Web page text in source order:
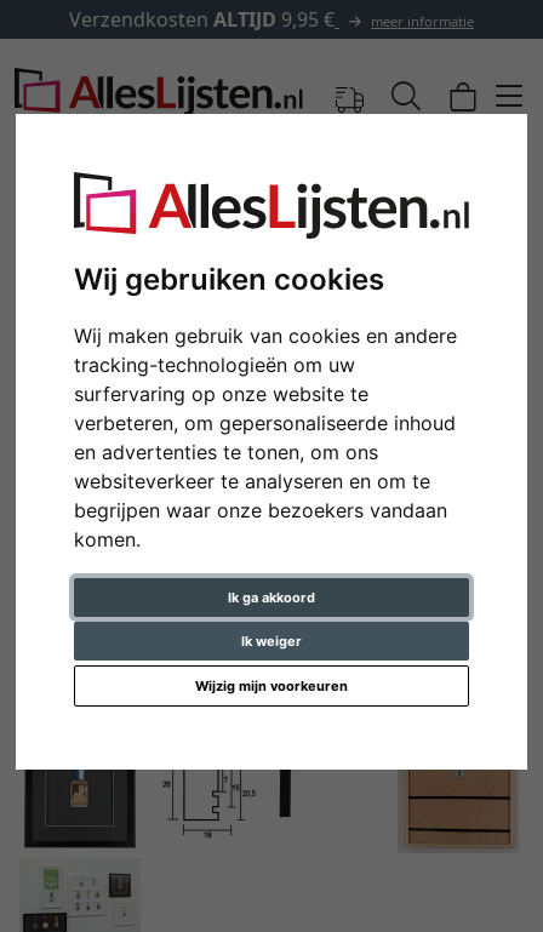
Wij gebruiken cookies
Wij maken gebruik van cookies en andere
tracking-technologieën om uw
surfervaring op onze website te
verbeteren, om gepersonaliseerde inhoud
en advertenties te tonen, om ons
websiteverkeer te analyseren en om te
begrijpen waar onze bezoekers vandaan
komen.
Ik ga akkoord
Ik weiger
Wijzig mijn voorkeuren
Verzendkosten ALTIJD 9,95 € meer informatie
Terug